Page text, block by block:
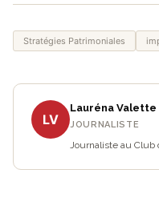
Stratégies Patrimoniales
LV
Lauréna Valette
JOURNALISTE
Journaliste au Club